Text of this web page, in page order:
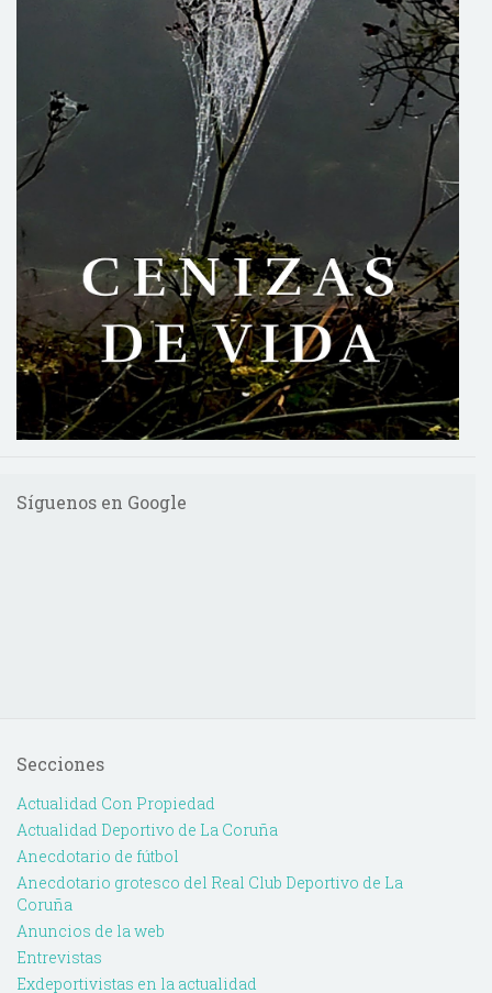
Síguenos en Google
Secciones
Actualidad Con Propiedad
Actualidad Deportivo de La Coruña
Anecdotario de fútbol
Anecdotario grotesco del Real Club Deportivo de La
Coruña
Anuncios de la web
Entrevistas
Exdeportivistas en la actualidad